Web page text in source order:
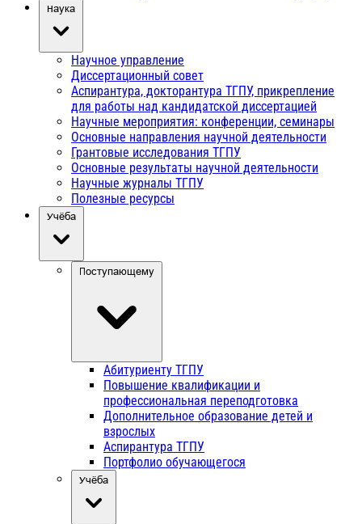
Наука
Научное управление
Диссертационный совет
Аспирантура, докторантура ТГПУ, прикрепление
для работы над кандидатской диссертацией
Научные мероприятия: конференции, семинары
Основные направления научной деятельности
Грантовые исследования ТГПУ
Основные результаты научной деятельности
Научные журналы ТГПУ
Полезные ресурсы
Учёба
Поступающему
Абитуриенту ТГПУ
Повышение квалификации и
профессиональная переподготовка
Дополнительное образование детей и
взрослых
Аспирантура ТГПУ
Портфолио обучающегося
Учёба